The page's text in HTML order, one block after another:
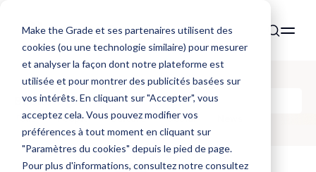
Make the Grade et ses partenaires utilisent des
cookies (ou une technologie similaire) pour mesurer
et analyser la façon dont notre plateforme est
utilisée et pour montrer des publicités basées sur
vos intérêts. En cliquant sur "Accepter", vous
acceptez cela. Vous pouvez modifier vos
préférences à tout moment en cliquant sur
"Paramètres du cookies" depuis le pied de page.
Pour plus d'informations, consultez notreconsultez
Backstages
Tous People Culture Social